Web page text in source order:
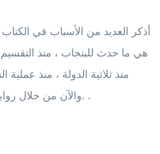
أذكر العديد من الأسباب في
هي ما حدث للبنجاب ، منذ التقسيم
منذ ثلاثية الدولة ، منذ عملية
والآن من خلال روايات المخدرات والهجرة. .